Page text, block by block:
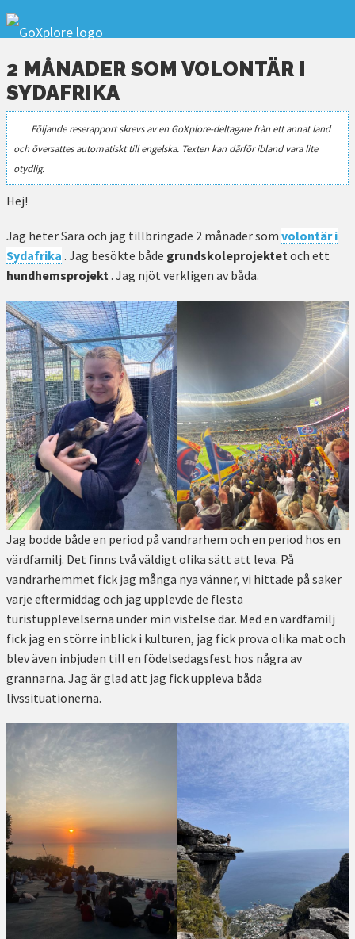
2 MÅNADER SOM VOLONTÄR I
SYDAFRIKA
Följande reserapport skrevs av en GoXplore-deltagare från ett annat land
och översattes automatiskt till engelska. Texten kan därför ibland vara lite
otydlig.
Hej!
Jag heter Sara och jag tillbringade 2 månader som volontär i
Sydafrika . Jag besökte både grundskoleprojektetoch ett
hundhemsprojekt. Jag njöt verkligen av båda.
Jag bodde både en period på vandrarhem och en period hos en
värdfamilj. Det finns två väldigt olika sätt att leva. På
vandrarhemmet fick jag många nya vänner, vi hittade på saker
varje eftermiddag och jag upplevde de flesta
turistupplevelserna under min vistelse där. Med en värdfamilj
fick jag en större inblick i kulturen, jag fick prova olika mat och
blev även inbjuden till en födelsedagsfest hos några av
grannarna. Jag är glad att jag fick uppleva båda
livssituationerna.